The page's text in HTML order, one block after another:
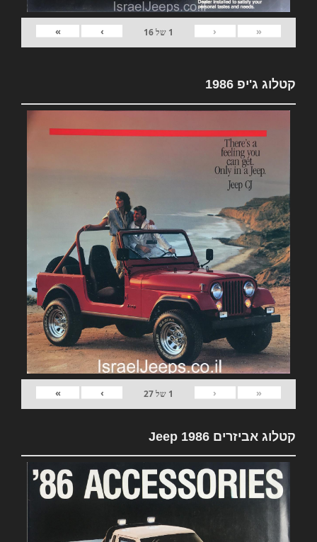
«
‹
1 של16
›
»
קטלוג ג'יפ 1986
«
‹
1 של27
›
»
קטלוג אביזרים Jeep 1986